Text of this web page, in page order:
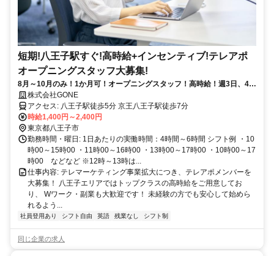
短期!八王子駅すぐ!高時給+インセンティブ!テレアポ
オープニングスタッフ大募集!
8月～10月のみ！1か月可！オープニングスタッフ！高時給！週3日、4時
間～OK！
株式会社GONE
アクセス: 八王子駅徒歩5分 京王八王子駅徒歩7分
時給1,400円～2,400円
東京都八王子市
勤務時間・曜日: 1日あたりの実働時間：4時間～6時間 シフト例 ・10
時00～15時00 ・11時00～16時00 ・13時00～17時00 ・10時00～17
時00 などなど ※12時～13時は...
仕事内容: テレマーケティング事業拡大につき、テレアポメンバーを
大募集！ 八王子エリアではトップクラスの高時給をご用意してお
り、 Wワーク・副業も大歓迎です！ 未経験の方でも安心して始めら
れるよう...
社員登用あり シフト自由 英語 残業なし シフト制
同じ企業の求人